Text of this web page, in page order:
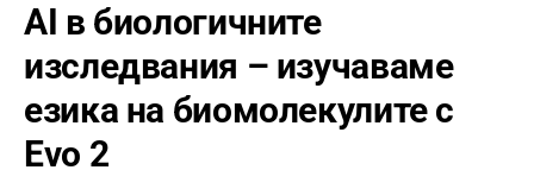
AI в биологичните
изследвания – изучаваме
езика на биомолекулите с
Evo 2